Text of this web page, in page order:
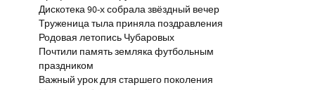
Дискотека 90-х собрала звёздный вечер
Труженица тыла приняла поздравления
Родовая летопись Чубаровых
Почтили память земляка футбольным
праздником
Важный урок для старшего поколения